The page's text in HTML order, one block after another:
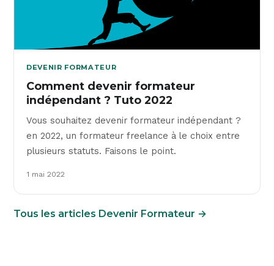
DEVENIR FORMATEUR
Comment devenir formateur
indépendant ? Tuto 2022
Vous souhaitez devenir formateur indépendant ?
en 2022, un formateur freelance à le choix entre
plusieurs statuts. Faisons le point.
1 mai 2022
Tous les articles Devenir Formateur →